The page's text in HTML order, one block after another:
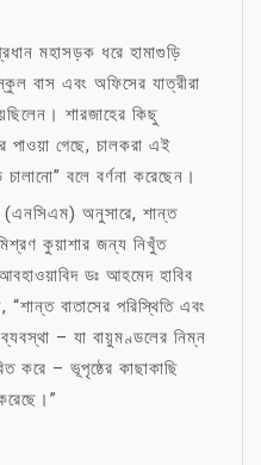
মহাসড়ক ধরে হামাগুড়ি
বাস এবং অফিসের যাত্রীরা
শারজাহের কিছু
গেছে, চালকরা এই
বলে বর্ণনা করেছেন।
(এনসিএম) অনুসারে, শান্ত
কুয়াশার জন্য নিখুঁত
ডঃ আহমেদ হাবিব
বাতাসের পরিস্থিতি এবং
– যা বায়ুমণ্ডলের নিম্ন
করে – ভূপৃষ্ঠের কাছাকাছি